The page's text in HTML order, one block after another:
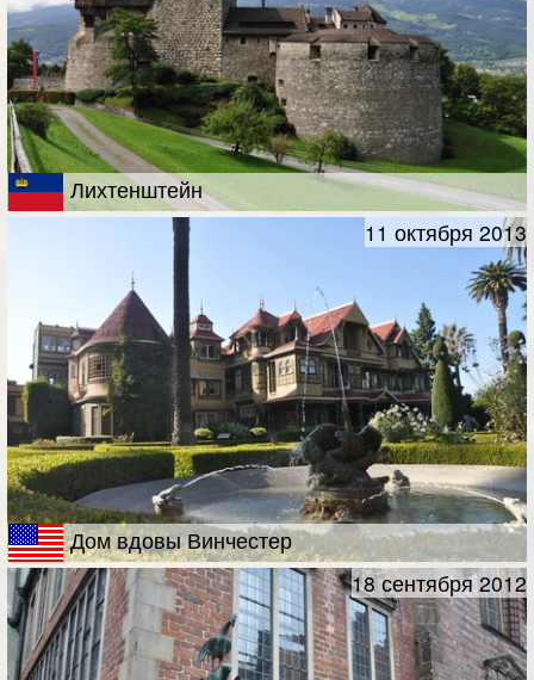
Лихтенштейн
Дом вдовы Винчестер
11 октября 2013
18 сентября 2012